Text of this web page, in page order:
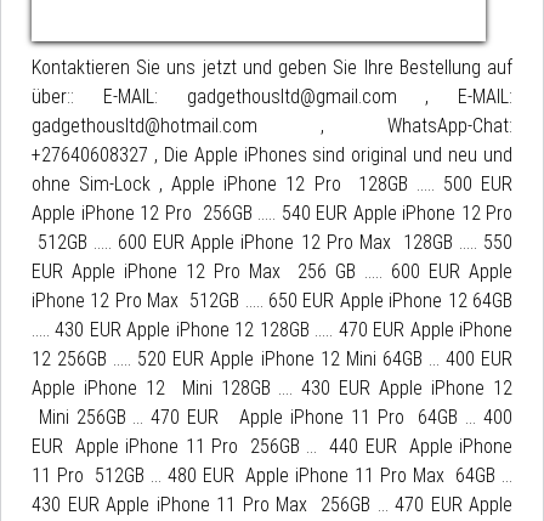
Kontaktieren Sie uns jetzt und geben Sie Ihre Bestellung auf
über:: E-MAIL: gadgethousltd@gmail.com , E-MAIL:
gadgethousltd@hotmail.com , WhatsApp-Chat:
+27640608327 , Die Apple iPhones sind original und neu und
ohne Sim-Lock , Apple iPhone 12 Pro 128GB ..... 500 EUR
Apple iPhone 12 Pro 256GB ..... 540 EUR Apple iPhone 12 Pro
512GB ..... 600 EUR Apple iPhone 12 Pro Max 128GB ..... 550
EUR Apple iPhone 12 Pro Max 256 GB ..... 600 EUR Apple
iPhone 12 Pro Max 512GB ..... 650 EUR Apple iPhone 12 64GB
..... 430 EUR Apple iPhone 12 128GB ..... 470 EUR Apple iPhone
12 256GB ..... 520 EUR Apple iPhone 12 Mini 64GB ... 400 EUR
Apple iPhone 12 Mini 128GB .... 430 EUR Apple iPhone 12
Mini 256GB ... 470 EUR Apple iPhone 11 Pro 64GB ... 400
EUR Apple iPhone 11 Pro 256GB ... 440 EUR Apple iPhone
11 Pro 512GB ... 480 EUR Apple iPhone 11 Pro Max 64GB ...
430 EUR Apple iPhone 11 Pro Max 256GB ... 470 EUR Apple